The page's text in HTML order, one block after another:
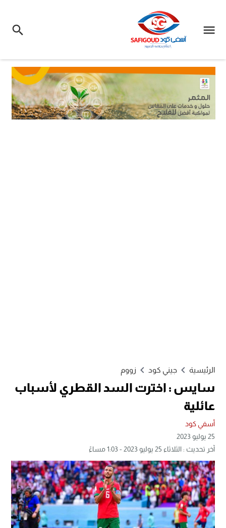
الرئيسية جيني كود زووم
سايس : اخترت السد القطري لأسباب
عائلية
أسفي كود
25 يوليو 2023
آخر تحديث : الثلاثاء 25 يوليو 2023 - 1:03 مساءً